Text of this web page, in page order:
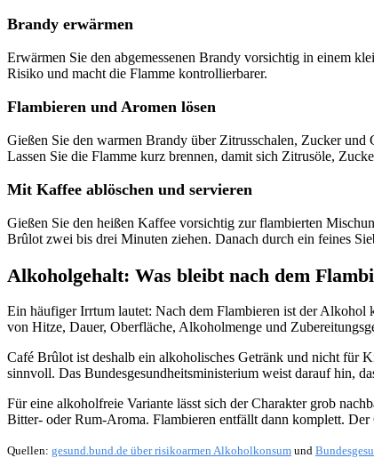
Brandy erwärmen
Erwärmen Sie den abgemessenen Brandy vorsichtig in einem
Risiko und macht die Flamme kontrollierbarer.
Flambieren und Aromen lösen
Gießen Sie den warmen Brandy über Zitrusschalen, Zucker
Lassen Sie die Flamme kurz brennen, damit sich Zitrusöle,
Mit Kaffee ablöschen und servieren
Gießen Sie den heißen Kaffee vorsichtig zur flambierten
Brûlot zwei bis drei Minuten ziehen. Danach durch ein feines
Alkoholgehalt: Was bleibt nach dem
Ein häufiger Irrtum lautet: Nach dem Flambieren ist der
von Hitze, Dauer, Oberfläche, Alkoholmenge und
Café Brûlot ist deshalb ein alkoholisches Getränk und nicht für
sinnvoll. Das Bundesgesundheitsministerium weist darauf hin,
Für eine alkoholfreie Variante lässt sich der Charakter grob
Bitter- oder Rum-Aroma. Flambieren entfällt dann komplett.
Quellen: gesund.bund.de über risikoarmen Alkoholkonsum und